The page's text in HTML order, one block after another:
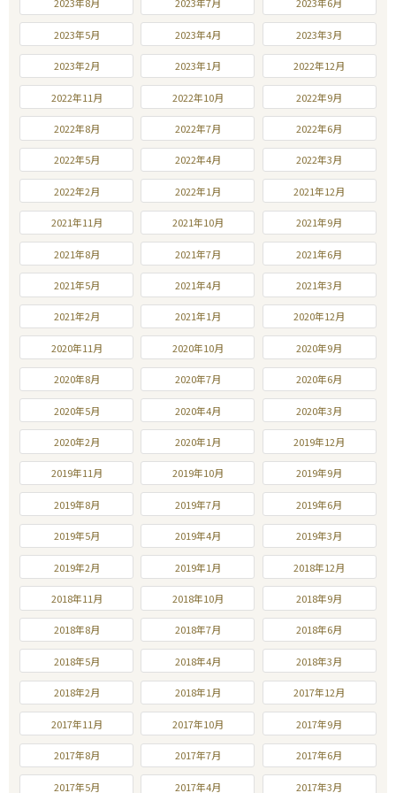
2023年8月 2023年7月 2023年6月
2023年5月 2023年4月 2023年3月
2023年2月 2023年1月 2022年12月
2022年11月 2022年10月 2022年9月
2022年8月 2022年7月 2022年6月
2022年5月 2022年4月 2022年3月
2022年2月 2022年1月 2021年12月
2021年11月 2021年10月 2021年9月
2021年8月 2021年7月 2021年6月
2021年5月 2021年4月 2021年3月
2021年2月 2021年1月 2020年12月
2020年11月 2020年10月 2020年9月
2020年8月 2020年7月 2020年6月
2020年5月 2020年4月 2020年3月
2020年2月 2020年1月 2019年12月
2019年11月 2019年10月 2019年9月
2019年8月 2019年7月 2019年6月
2019年5月 2019年4月 2019年3月
2019年2月 2019年1月 2018年12月
2018年11月 2018年10月 2018年9月
2018年8月 2018年7月 2018年6月
2018年5月 2018年4月 2018年3月
2018年2月 2018年1月 2017年12月
2017年11月 2017年10月 2017年9月
2017年8月 2017年7月 2017年6月
2017年5月 2017年4月 2017年3月